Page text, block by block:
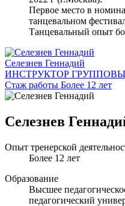
Первое место в
танцевальном
Танцевальный опыт
Селезнев Геннадий
ИНСТРУКТОР
Стаж работы Более 12 лет
Селезнев
Опыт тренерской
Более 12 лет
Образование
Высшее
педагогический